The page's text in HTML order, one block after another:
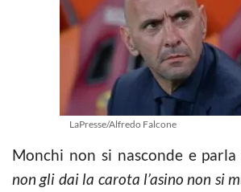
LaPresse/Alfredo Falcone
Monchi non si nasconde e
non gli dai la carota l’asino non si